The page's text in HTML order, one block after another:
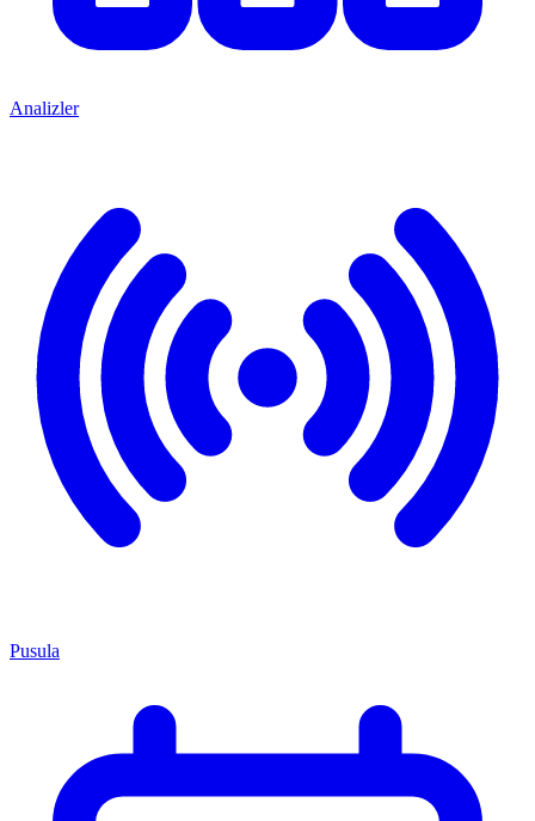
Analizler
Pusula